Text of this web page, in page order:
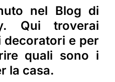
nel Blog di
. Qui troverai
e per
quali sono i
la casa.